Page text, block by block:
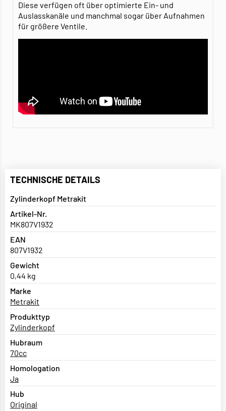
Diese verfügen oft über optimierte Ein- und
Auslasskanäle und manchmal sogar über Aufnahmen
für größere Ventile.
TECHNISCHE DETAILS
Zylinderkopf Metrakit
Artikel-Nr.
MK807V1932
EAN
807V1932
Gewicht
0,44 kg
Marke
Metrakit
Produkttyp
Zylinderkopf
Hubraum
70cc
Homologation
Ja
Hub
Original